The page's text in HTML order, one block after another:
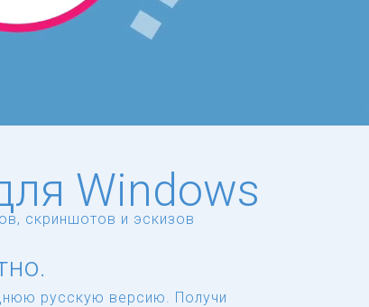
Windows
скриншотов и эскизов
русскую версию. Получи